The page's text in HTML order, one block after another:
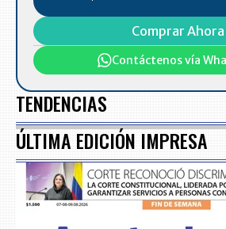
Comprar Ahora
Contáctenos vía
TENDENCIAS
ÚLTIMA EDICIÓN IMPRESA